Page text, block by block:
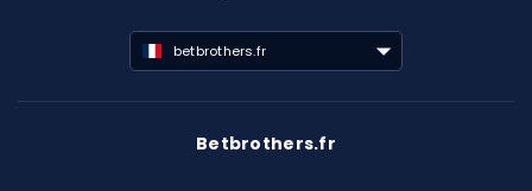
betbrothers.fr
Betbrothers.fr